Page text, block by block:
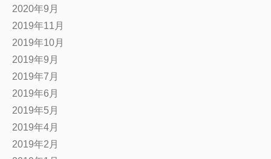
2020年9月
2019年11月
2019年10月
2019年9月
2019年7月
2019年6月
2019年5月
2019年4月
2019年2月